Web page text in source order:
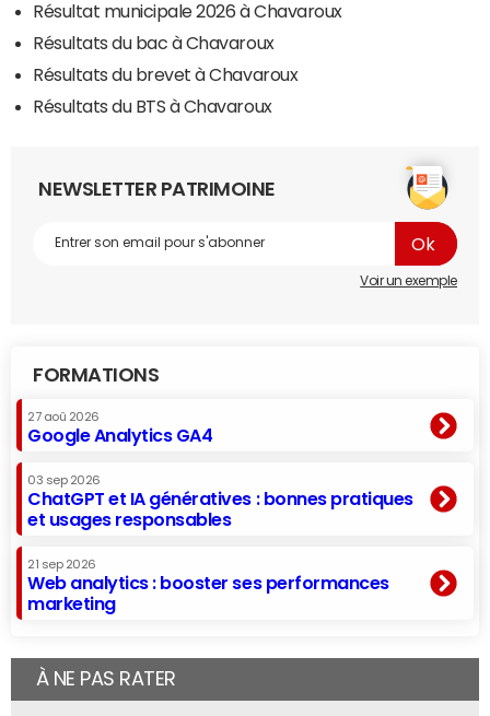
Résultat municipale 2026 à Chavaroux
Résultats du bac à Chavaroux
Résultats du brevet à Chavaroux
Résultats du BTS à Chavaroux
NEWSLETTER PATRIMOINE
Voir un exemple
FORMATIONS
27 aoû 2026
Google Analytics GA4
03 sep 2026
ChatGPT et IA génératives : bonnes pratiques
et usages responsables
21 sep 2026
Web analytics : booster ses performances
marketing
À NE PAS RATER